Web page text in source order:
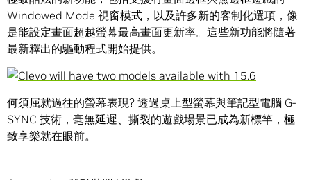
Windowed Mode 視窗模式，以及許多新的客制化選項，像
是能設定畫面超越螢幕最高畫面更新率。這些新功能將隨著
最新釋出的驅動程式開始提供。
何須屈就過往的螢幕表現? 透過桌上型螢幕與筆記型電腦 G-
SYNC 技術，毫無延遲、撕裂的遊戲場景已成為新標竿，極
致享樂就在眼前。